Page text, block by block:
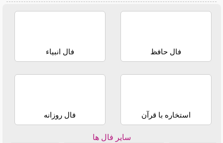
فال حافظ فال انبیاء
استخاره با قرآن فال روزانه
سایر فال ها